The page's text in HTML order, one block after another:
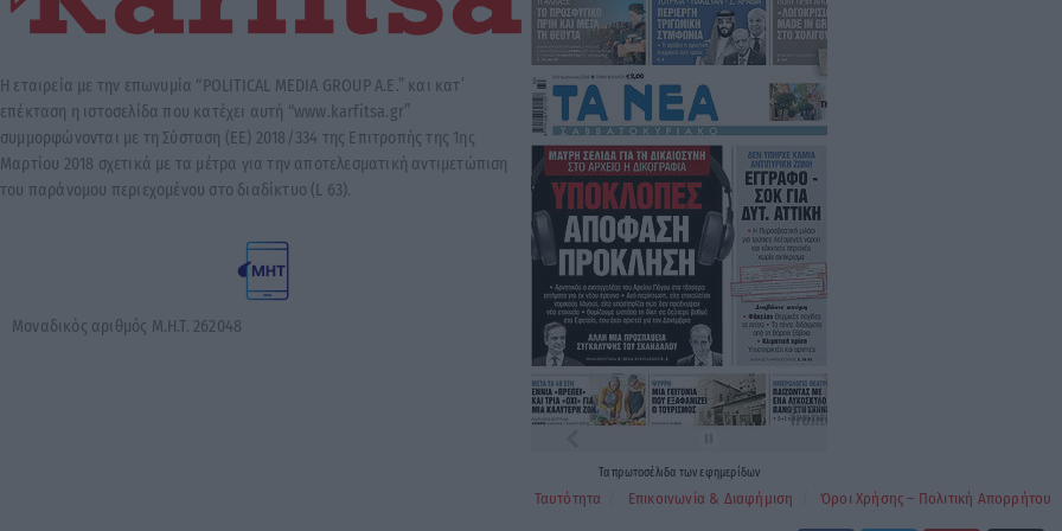
Η εταιρεία με την επωνυμία “POLITICAL MEDIA GROUP A.E.” και κατ’
επέκταση η ιστοσελίδα που κατέχει αυτή “www.karfitsa.gr”
συμμορφώνονται με τη Σύσταση (ΕΕ) 2018/334 της Επιτροπής της 1ης
Μαρτίου 2018 σχετικά με τα μέτρα για την αποτελεσματική αντιμετώπιση
του παράνομου περιεχομένου στο διαδίκτυο (L 63).
Μοναδικός αριθμός Μ.Η.Τ. 262048
Ταπρωτοσέλιδα τωνεφημερίδων
Ταυτότητα Επικοινωνία & Διαφήμιση Όροι Χρήσης – Πολιτική Απορρήτου